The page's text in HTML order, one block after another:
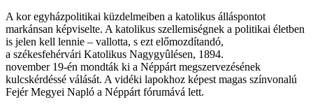
A kor egyházpolitikai küzdelmeiben a katolikus álláspontot
markánsan képviselte. A katolikus szellemiségnek a politikai életben
is jelen kell lennie – vallotta, s ezt előmozdítandó,
a székesfehérvári Katolikus Nagygyûlésen, 1894.
november 19-én mondták ki a Néppárt megszervezésének
kulcskérdéssé válását. A vidéki lapokhoz képest magas színvonalú
Fejér Megyei Napló a Néppárt fórumává lett.